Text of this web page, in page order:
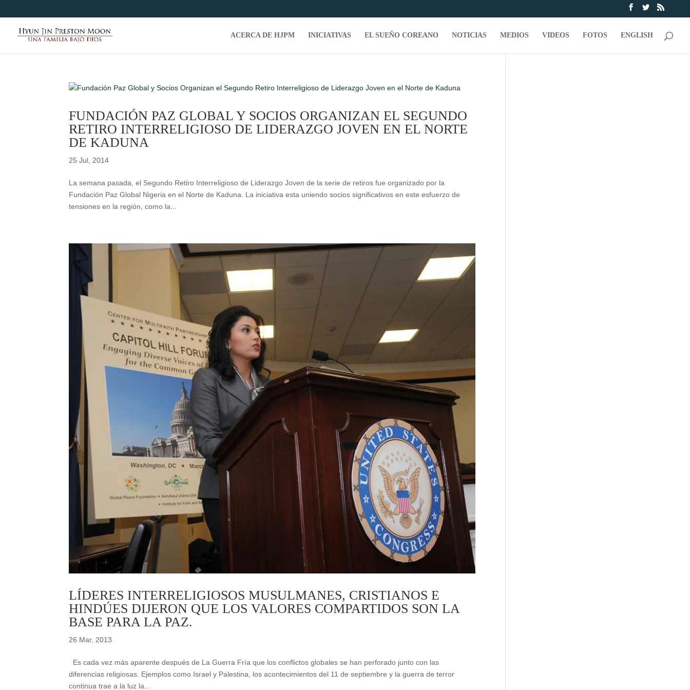
ACERCA DE HJPM INICIATIVAS EL SUEÑO COREANO NOTICIAS MEDIOS VIDEOS FOTOS ENGLISH
FUNDACIÓN PAZ GLOBAL Y SOCIOS ORGANIZAN EL SEGUNDO
RETIRO INTERRELIGIOSO DE LIDERAZGO JOVEN EN EL NORTE
DE KADUNA
25 Jul, 2014
La semana pasada, el Segundo Retiro Interreligioso de Liderazgo Joven de la serie de retiros fue organizado por la
Fundación Paz Global Nigeria en el Norte de Kaduna. La iniciativa esta uniendo socios significativos en este esfuerzo de
tensiones en la región, como la...
LÍDERES INTERRELIGIOSOS MUSULMANES, CRISTIANOS E
HINDÚES DIJERON QUE LOS VALORES COMPARTIDOS SON LA
BASE PARA LA PAZ.
26 Mar, 2013
Es cada vez más aparente después de La Guerra Fría que los conflictos globales se han perforado junto con las
diferencias religiosas. Ejemplos como Israel y Palestina, los acontecimientos del 11 de septiembre y la guerra de terror
continua trae a la luz la...